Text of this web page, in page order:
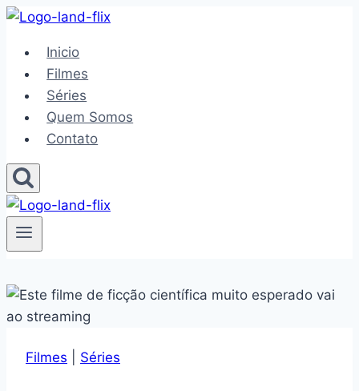
Pular
Conteúdo
Inicio
Filmes
Séries
Quem Somos
Contato
Filmes Séries